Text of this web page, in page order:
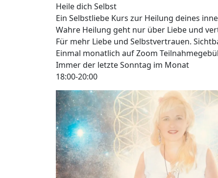
Heile dich Selbst
Ein Selbstliebe Kurs zur Heilung deines
Wahre Heilung geht nur über Liebe und
Für mehr Liebe und Selbstvertrauen.
Einmal monatlich auf Zoom
Immer der letzte Sonntag im Monat
18:00-20:00